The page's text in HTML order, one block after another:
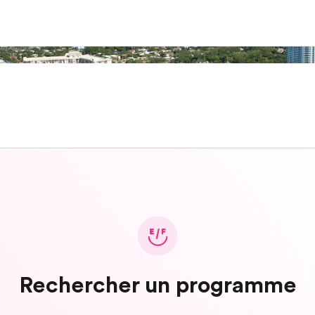
Rechercher un programme